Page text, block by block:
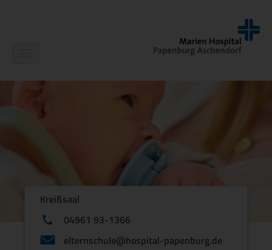
Kreißsaal
04961 93-1366
elternschule@hospital-papenburg.de